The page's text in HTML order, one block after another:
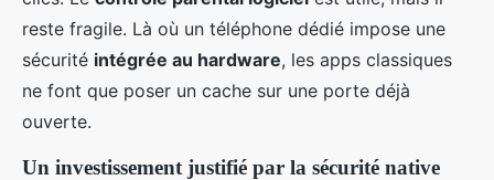
reste fragile. Là où un téléphone dédié impose une
sécurité intégrée au hardware, les apps classiques
ne font que poser un cache sur une porte déjà
ouverte.
Un investissement justifié par la sécurité native